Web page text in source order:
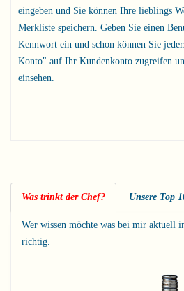
eingeben und Sie können Ihre lieblings
Merkliste speichern. Geben Sie einen
Kennwort ein und schon können Sie
Konto" auf Ihr Kundenkonto zugreifen
einsehen.
Was trinkt der Chef? Unsere Top
Wer wissen möchte was bei mir aktuell
richtig.